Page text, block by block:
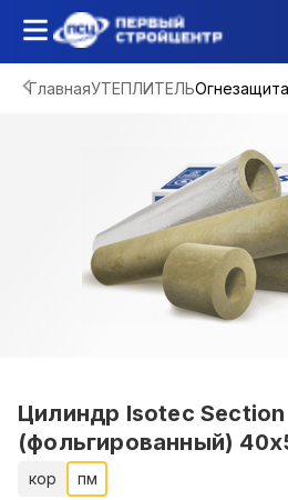
ГлавнаяУТЕПЛИТЕЛЬ
Цилиндр Isotec
(фольгированный)
кор пм